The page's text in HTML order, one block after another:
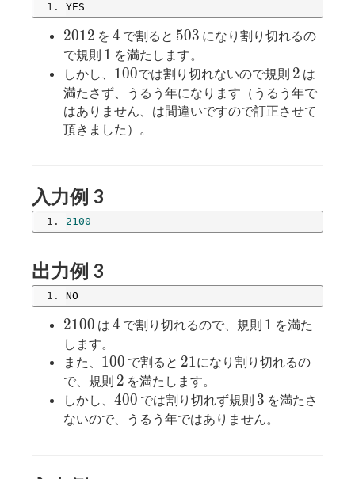
YES
2012
2012 を 4
4 で割ると 503
503 になり割り切れるの
で規則 1
1 を満たします。
しかし、 100
100では割り切れないので規則 2
2 は
満たさず、うるう年になります（うるう年で
はありません、は間違いですので訂正させて
頂きました）。
入力例 3
2100
出力例 3
NO
2100
2100 は 4
4 で割り切れるので、規則 1
1 を満た
します。
また、 100
100 で割ると 21
21になり割り切れるの
で、規則 2
2 を満たします。
しかし、 400
400 では割り切れず規則 3
3 を満たさ
ないので、うるう年ではありません。